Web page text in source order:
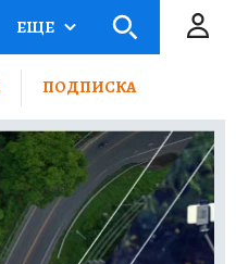
ЕЩЕ
ПОДПИСКА